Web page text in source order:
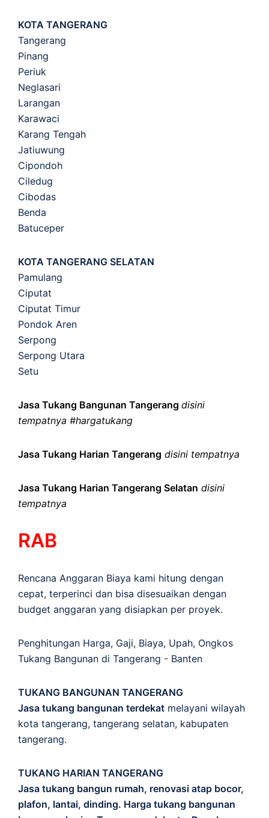
KOTA TANGERANG
Tangerang
Pinang
Periuk
Neglasari
Larangan
Karawaci
Karang Tengah
Jatiuwung
Cipondoh
Ciledug
Cibodas
Benda
Batuceper
KOTA TANGERANG SELATAN
Pamulang
Ciputat
Ciputat Timur
Pondok Aren
Serpong
Serpong Utara
Setu
Jasa Tukang Bangunan Tangerang disini
tempatnya #hargatukang
Jasa Tukang Harian Tangerang disini tempatnya
Jasa Tukang Harian Tangerang Selatan disini
tempatnya
RAB
Rencana Anggaran Biaya kami hitung dengan
cepat, terperinci dan bisa disesuaikan dengan
budget anggaran yang disiapkan per proyek.
Penghitungan Harga, Gaji, Biaya, Upah, Ongkos
Tukang Bangunan di Tangerang - Banten
TUKANG BANGUNAN TANGERANG
Jasa tukang bangunan terdekat melayani wilayah
kota tangerang, tangerang selatan, kabupaten
tangerang.
TUKANG HARIAN TANGERANG
Jasa tukang bangun rumah, renovasi atap bocor,
plafon, lantai, dinding. Harga tukang bangunan